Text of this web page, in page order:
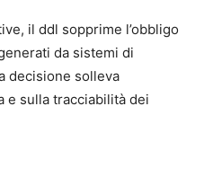
il ddl sopprime l’obbligo
da sistemi di
decisione solleva
e sulla tracciabilità dei